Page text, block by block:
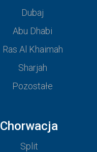
Dubaj
Abu Dhabi
Ras Al Khaimah
Sharjah
Pozostałe
Chorwacja
Split